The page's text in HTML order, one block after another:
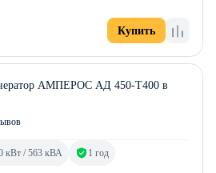
Купить
АМПЕРОС АД 450-Т400 в
кВт / 563 кВА 1 год